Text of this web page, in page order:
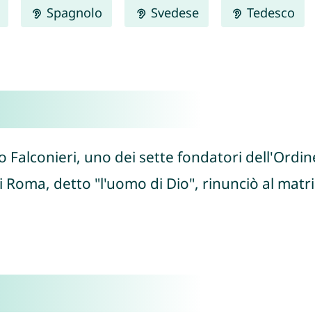
Spagnolo Svedese Tedesco
Falconieri, uno dei sette fondatori
Roma, detto "l'uomo di Dio", rinunciò al